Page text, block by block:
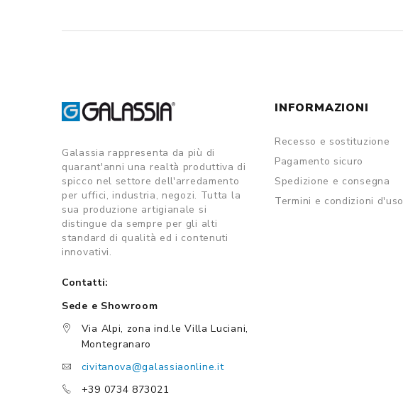
Galassia rappresenta da più di
quarant'anni una realtà produttiva di
spicco nel settore dell'arredamento
per uffici, industria, negozi. Tutta la
sua produzione artigianale si
distingue da sempre per gli alti
standard di qualità ed i contenuti
innovativi.
Contatti:
Sede e Showroom
Via Alpi, zona ind.le Villa Luciani,
Montegranaro
civitanova@galassiaonline.it
+39 0734 873021
INFORMAZIONI
Recesso e sostituzione
Pagamento sicuro
Spedizione e consegna
Termini e condizioni d'uso